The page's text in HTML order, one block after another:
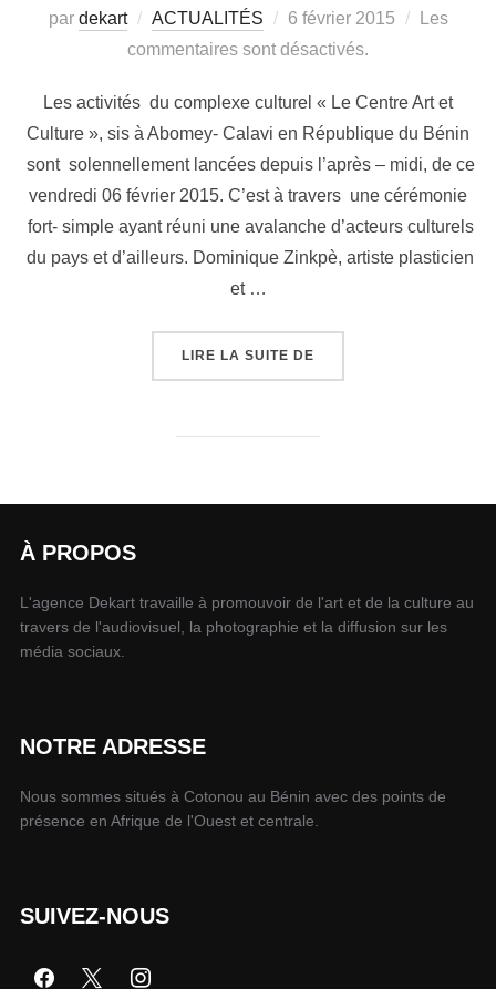
par dekart ACTUALITÉS 6 février 2015
Les
commentaires sont désactivés.
Les activités du complexe culturel « Le Centre Art et
Culture », sis à Abomey- Calavi en République du Bénin
sont solennellement lancées depuis l’après – midi, de ce
vendredi 06 février 2015. C’est à travers une cérémonie
fort- simple ayant réuni une avalanche d’acteurs culturels
du pays et d’ailleurs. Dominique Zinkpè, artiste plasticien
et …
LIRE LA SUITE DE
À PROPOS
L'agence Dekart travaille à promouvoir de l'art et de la culture au
travers de l'audiovisuel, la photographie et la diffusion sur les
média sociaux.
NOTRE ADRESSE
Nous sommes situés à Cotonou au Bénin avec des points de
présence en Afrique de l'Ouest et centrale.
SUIVEZ-NOUS